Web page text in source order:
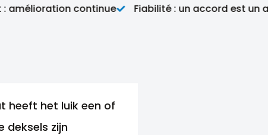
continue Fiabilité : un accord est un
heeft het luik een of
deksels zijn